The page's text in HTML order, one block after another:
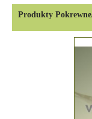
Produkty